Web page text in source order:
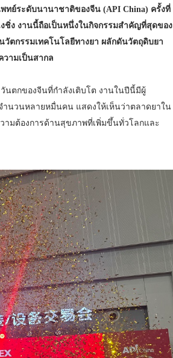
ทย์ระดับนานาชาติของจีน (API China) ครั้งที่
ชิ่ง งานนี้ถือเป็นหนึ่งในกิจกรรมสำคัญที่สุดของ
ตกรรมเทคโนโลยีทางยา ผลักดันวัตถุดิบยา
ามเป็นสากล
นตกของจีนที่กำลังเติบโต งานในปีนี้มีผู้
ำนวนหลายหมื่นคน แสดงให้เห็นว่าตลาดยาใน
ามต้องการด้านสุขภาพที่เพิ่มขึ้นทั่วโลกและ